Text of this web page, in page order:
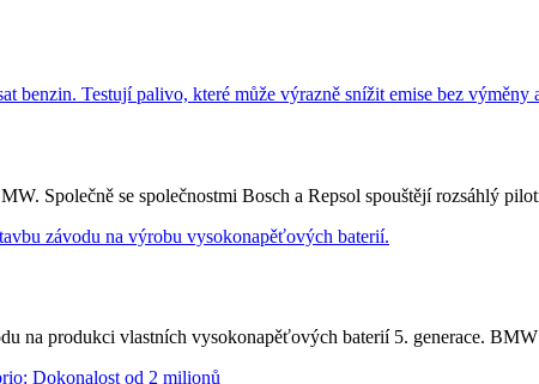
Společně se společnostmi Bosch a Repsol spouštějí rozsáhlý
na produkci vlastních vysokonapěťových baterií 5. generace.